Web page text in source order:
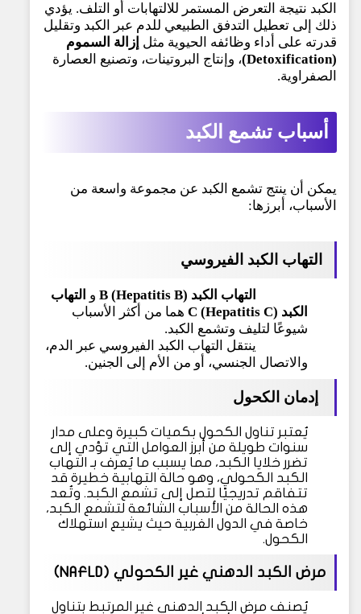
الكبد نتيجة التعرض المستمر للالتهابات أو التلف. يؤدي
ذلك إلى تعطيل التدفق الطبيعي للدم عبر الكبد وتقليل
قدرته على أداء وظائفه الحيوية مثل إزالة السموم
(Detoxification)
، وإنتاج البروتينات، وتصنيع العصارة
الصفراوية.
أسباب تشمع الكبد
يمكن أن ينتج تشمع الكبد عن مجموعة واسعة من
الأسباب، أبرزها:
التهاب الكبد الفيروسي
التهاب الكبد B (Hepatitis B) و التهاب
الكبد C (Hepatitis C)
هما من أكثر الأسباب
شيوعًا لتليف وتشمع الكبد.
ينتقل التهاب الكبد الفيروسي عبر الدم،
والاتصال الجنسي، أو من الأم إلى الجنين.
إدمان الكحول
يُعتبر تناول الكحول بكميات كبيرة وعلى مدار
سنوات طويلة من أبرز العوامل التي تؤدي إلى
تضرر خلايا الكبد، مما يسبب ما يُعرف بـ التهاب
الكبد الكحولي، وهو حالة التهابية خطيرة قد
تتفاقم تدريجيًا لتصل إلى تشمع الكبد. وتُعد
هذه الحالة من الأسباب الشائعة لتشمع الكبد،
خاصة في الدول الغربية حيث يشيع استهلاك
الكحول.
مرض الكبد الدهني غير الكحولي (NAFLD)
يُصنف مرض الكبد الدهني غير المرتبط بتناول